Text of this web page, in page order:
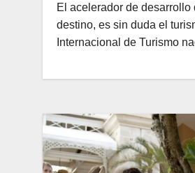
El acelerador de desarrollo
destino, es sin duda el
Internacional de Turismo